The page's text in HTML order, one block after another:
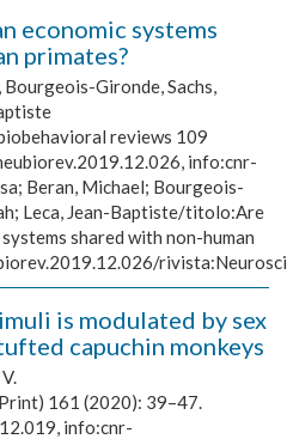
economic systems
primates?
Bourgeois-Gironde, Sachs,
reviews 109
info:cnr-
Beran, Michael; Bourgeois-
Leca, Jean-Baptiste/titolo:Are
shared with non-human
is modulated by sex
capuchin monkeys
161 (2020): 39–47.
info:cnr-